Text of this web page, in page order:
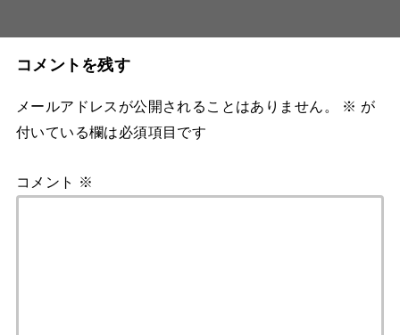
コメントを残す
メールアドレスが公開されることはありません。 ※ が
付いている欄は必須項目です
コメント ※